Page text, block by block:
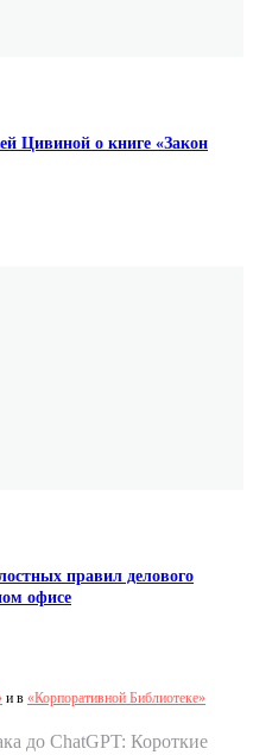
Цивиной о книге «Закон
правил делового
офисе
и в «Корпоративной Библиотеке»
до ChatGPT: Короткие